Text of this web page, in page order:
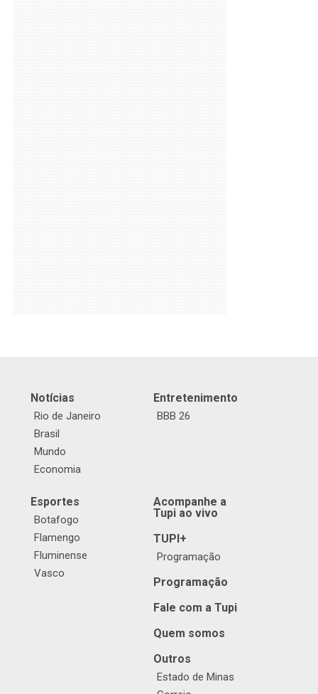
Notícias
Rio de Janeiro
Brasil
Mundo
Economia
Entretenimento
BBB 26
Esportes
Botafogo
Flamengo
Fluminense
Vasco
Acompanhe a
Tupi ao vivo
TUPI+
Programação
Programação
Fale com a Tupi
Quem somos
Outros
Estado de Minas